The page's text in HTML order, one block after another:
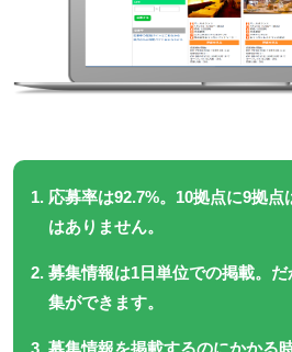
応募率は92.7%。10拠点に9拠点
はありません。
募集情報は1日単位での掲載。
集ができます。
募集情報を掲載するのにかかる